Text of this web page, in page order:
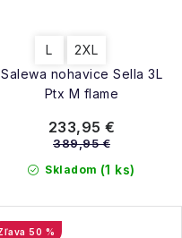
Salewa nohavice Sella 3L
Ptx M flame
L 2XL
Skladom (1 ks)
233,95 €
389,95 €
50 %